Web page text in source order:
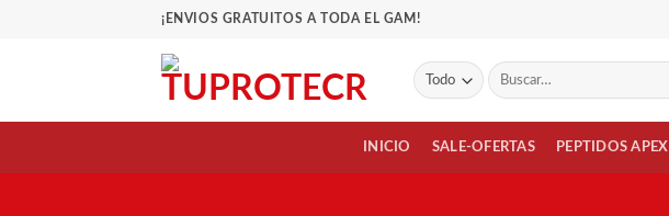
¡ENVIOS GRATUITOS A TODA EL GAM!
Buscar
por:
INICIO SALE-OFERTAS PEPTIDOS APEX